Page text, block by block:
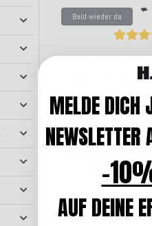
Bald wieder da
H.O.C.K. Fino
Teddystoff Bouclé
Bald
Top bewertet
MELDE DICH
NEWSLETTER
-
AUF DEINE